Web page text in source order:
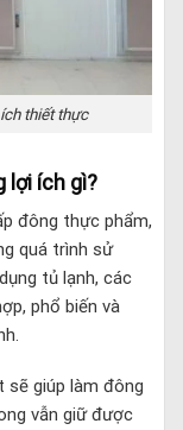
thiết thực
lợi ích gì?
đông thực phẩm,
quá trình sử
tủ lạnh, các
phổ biến và
sẽ giúp làm đông
vẫn giữ được